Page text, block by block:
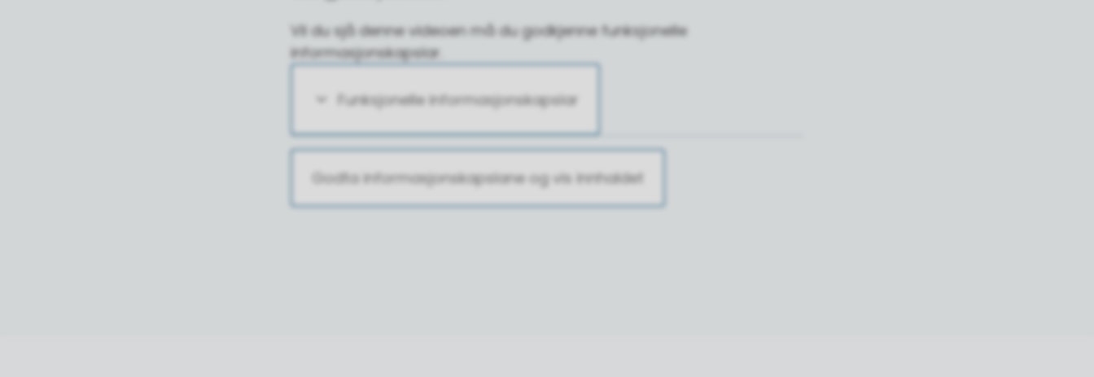
Vil du sjå denne videoen må du godkjenne funksjonelle
informasjonskapslar.
Funksjonelle informasjonskapslar
Godta informasjonskapslane og vis innhaldet